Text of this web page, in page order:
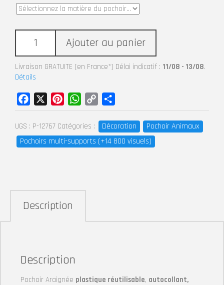
Ajouter au panier
Livraison GRATUITE (en France*) Délai indicatif : 11/08 - 13/08.
Détails
UGS : P-12767 Catégories : Décoration
Pochoir Animaux
Pochoirs multi-supports (+14 800 visuels)
Facebook PinterestWhatsApp
Copy
Link
Description
Description
Pochoir Araignée plastique réutilisable, autocollant,